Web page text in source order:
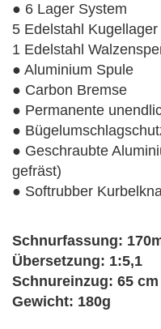
● 6 Lager System
5 Edelstahl Kugellager
1 Edelstahl
● Aluminium Spule
● Carbon Bremse
● Permanente
●
● Geschraubte
gefräst)
● Softrubber
Schnurfassung:
Übersetzung: 1:5,1
Schnureinzug: 65 cm
Gewicht: 180g